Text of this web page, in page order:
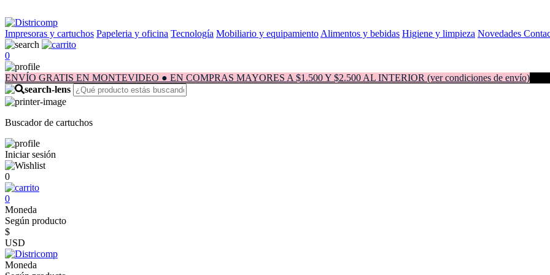
Impresoras y cartuchos Papeleria y oficina Tecnología Mobiliario y equipamiento Alimentos y bebidas Higiene y limpieza Novedades
0
ENVÍO GRATIS EN MONTEVIDEO ● EN COMPRAS MAYORES A $1.500 Y $2.500 AL INTERIOR (ver condiciones de envío)
Buscador de cartuchos
Iniciar sesión
0
0
Moneda
Según producto
$
USD
Moneda